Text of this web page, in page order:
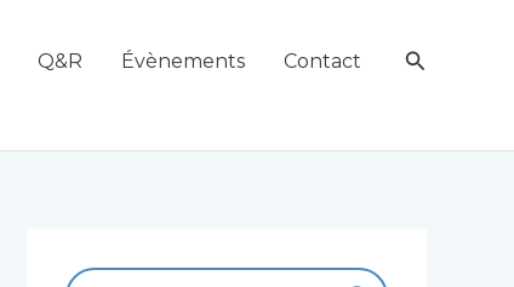
Q&R Évènements Contact